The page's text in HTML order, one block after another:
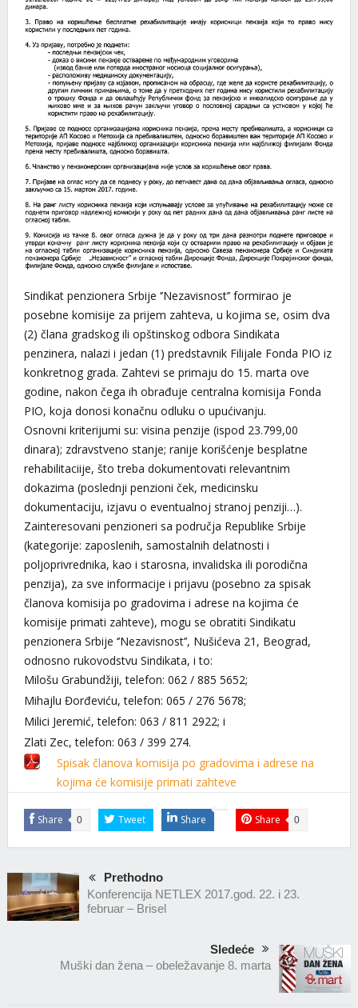
Sindikat penzionera Srbije ‘’Nezavisnost’’ formirao je
posebne komisije za prijem zahteva, u kojima se, osim dva
(2) člana gradskog ili opštinskog odbora Sindikata
penzinera, nalazi i jedan (1) predstavnik Filijale Fonda PIO iz
konkretnog grada. Zahtevi se primaju do 15. marta ove
godine, nakon čega ih obrađuje centralna komisija Fonda
PIO, koja donosi konačnu odluku o upućivanju.
Osnovni kriterijumi su: visina penzije (ispod 23.799,00
dinara); zdravstveno stanje; ranije korišćenje besplatne
rehabilitaciije, što treba dokumentovati relevantnim
dokazima (poslednji penzioni ček, medicinsku
dokumentaciju, izjavu o eventualnoj stranoj penziji…).
Zainteresovani penzioneri sa područja Republike Srbije
(kategorije: zaposlenih, samostalnih delatnosti i
poljoprivrednika, kao i starosna, invalidska ili porodična
penzija), za sve informacije i prijavu (posebno za spisak
članova komisija po gradovima i adrese na kojima će
komisije primati zahteve), mogu se obratiti Sindikatu
penzionera Srbije ‘’Nezavisnost’’, Nušićeva 21, Beograd,
odnosno rukovodstvu Sindikata, i to:
Milošu Grabundžiji, telefon: 062 / 885 5652;
Mihajlu Đorđeviću, telefon: 065 / 276 5678;
Milici Jeremić, telefon: 063 / 811 2922; i
Zlati Zec, telefon: 063 / 399 274.
Spisak članova komisija po gradovima i adrese na
kojima će komisije primati zahteve
Share 0 Tweet Share Share 0
Prethodno
Konferencija NETLEX 2017.god. 22. i 23.
februar – Brisel
Sledeće
Muški dan žena – obeležavanje 8. marta